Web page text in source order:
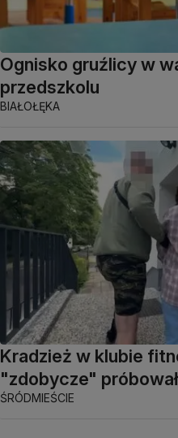
Ognisko gruźlicy w
przedszkolu
BIAŁOŁĘKA
Kradzież w klubie
"zdobycze"
ŚRÓDMIEŚCIE